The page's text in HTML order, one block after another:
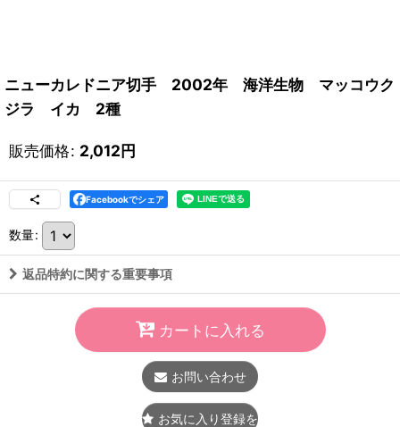
ニューカレドニア切手 2002年 海洋生物 マッコウク
ジラ イカ 2種
販売価格: 2,012円
Facebookでシェア
数量:
返品特約に関する重要事項
カートに入れる
お問い合わせ
お気に入り登録をする